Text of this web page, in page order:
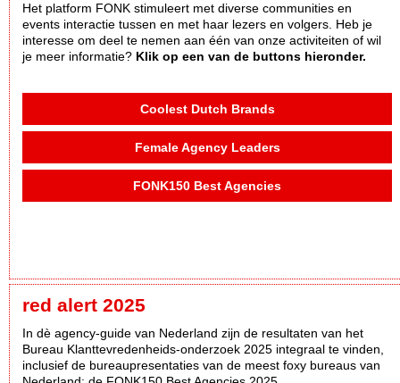
Het platform FONK stimuleert met diverse communities en
events interactie tussen en met haar lezers en volgers. Heb je
interesse om deel te nemen aan één van onze activiteiten of wil
je meer informatie? Klik op een van de buttons hieronder.
Coolest Dutch Brands
Female Agency Leaders
FONK150 Best Agencies
red alert 2025
In dè agency-guide van Nederland zijn de resultaten van het
Bureau Klanttevredenheids-onderzoek 2025 integraal te vinden,
inclusief de bureaupresentaties van de meest foxy bureaus van